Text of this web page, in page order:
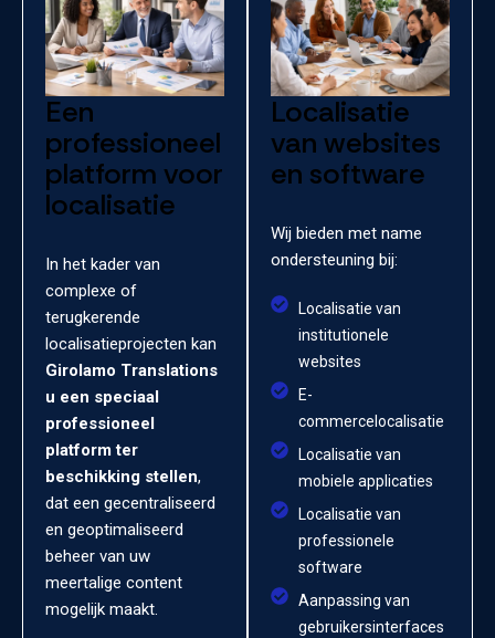
Een
professioneel
platform voor
localisatie
In het kader van
complexe of
terugkerende
localisatieprojecten kan
Girolamo Translations
u een speciaal
professioneel
platform ter
beschikking stellen,
dat een gecentraliseerd
en geoptimaliseerd
beheer van uw
meertalige content
mogelijk maakt.
Localisatie
van websites
en software
Wij bieden met name
ondersteuning bij:
Localisatie van
institutionele
websites
E-
commercelocalisatie
Localisatie van
mobiele applicaties
Localisatie van
professionele
software
Aanpassing van
gebruikersinterfaces